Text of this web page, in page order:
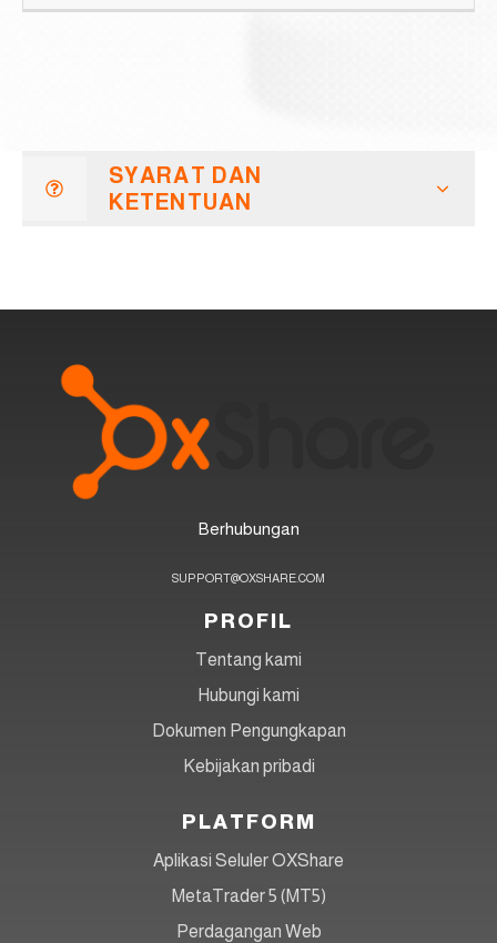
SYARAT DAN
KETENTUAN
Berhubungan
SUPPORT@OXSHARE.COM
PROFIL
Tentang kami
Hubungi kami
Dokumen Pengungkapan
Kebijakan pribadi
PLATFORM
Aplikasi Seluler OXShare
MetaTrader 5 (MT5)
Perdagangan Web